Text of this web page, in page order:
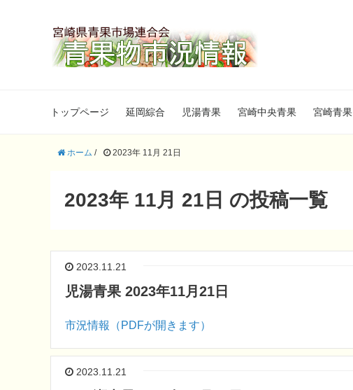
トップページ 延岡綜合 児湯青果 宮崎中央青果 宮崎青果
ホーム / 2023年 11月 21日
2023年 11月 21日 の投稿一覧
2023.11.21
児湯青果 2023年11月21日
市況情報（PDFが開きます）
2023.11.21